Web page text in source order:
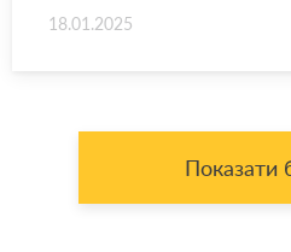
18.01.2025
Показати